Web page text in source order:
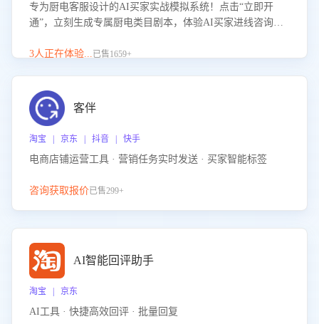
专为厨电客服设计的AI买家实战模拟系统！点击“立即开
通”，立刻生成专属厨电类目剧本，体验AI买家进线咨询真
实场景应对技巧！
3人正在体验...已售1659+
客伴
淘宝 | 京东 | 抖音 | 快手
电商店铺运营工具 · 营销任务实时发送 · 买家智能标签
咨询获取报价已售299+
AI智能回评助手
淘宝 | 京东
AI工具 · 快捷高效回评 · 批量回复